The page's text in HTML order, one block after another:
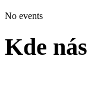
No events
Kde